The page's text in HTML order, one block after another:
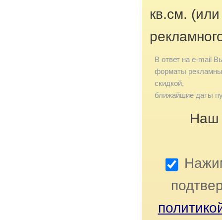
кв.см.
В ответ на e-mail
форматы
скидкой,
ближайшие даты
Наш